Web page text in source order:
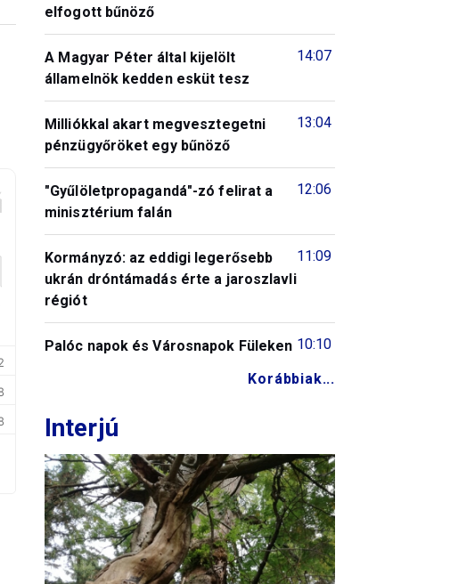
elfogott bűnöző
14:07
A Magyar Péter által kijelölt
államelnök kedden esküt tesz
13:04
Milliókkal akart megvesztegetni
pénzügyőröket egy bűnöző
12:06
"Gyűlöletpropagandá"-zó felirat a
minisztérium falán
11:09
Kormányzó: az eddigi legerősebb
ukrán dróntámadás érte a jaroszlavli
régiót
10:10
Palóc napok és Városnapok Füleken
Korábbiak...
Interjú